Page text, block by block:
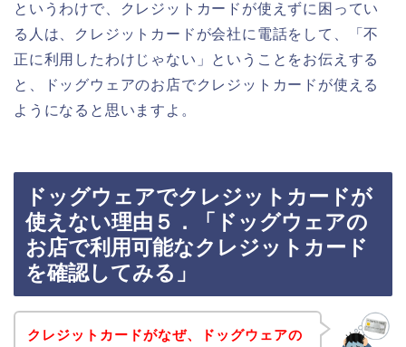
というわけで、クレジットカードが使えずに困ってい
る人は、クレジットカードが会社に電話をして、「不
正に利用したわけじゃない」ということをお伝えする
と、ドッグウェアのお店でクレジットカードが使える
ようになると思いますよ。
ドッグウェアでクレジットカードが
使えない理由５．「ドッグウェアの
お店で利用可能なクレジットカード
を確認してみる」
クレジットカードがなぜ、ドッグウェアの